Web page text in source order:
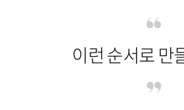
이런 순서로 만